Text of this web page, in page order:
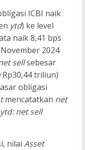
ICBI naik
ytd) ke level
naik 8,41 bps
2024
sellsebesar
Rp30,44 triliun)
obligasi
mencatatkan net
ytd: net sell
nilai Asset